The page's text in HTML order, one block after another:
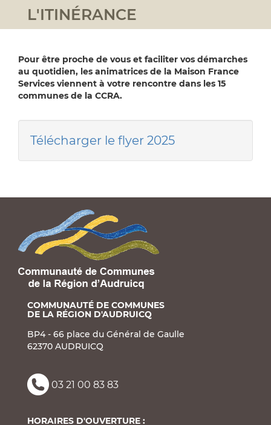
L'ITINÉRANCE
Pour être proche de vous et faciliter vos démarches
au quotidien, les animatrices de la Maison France
Services viennent à votre rencontre dans les 15
communes de la CCRA.
Télécharger le flyer 2025
COMMUNAUTÉ DE COMMUNES
DE LA RÉGION D'AUDRUICQ
BP4 - 66 place du Général de Gaulle
62370 AUDRUICQ
03 21 00 83 83
HORAIRES D'OUVERTURE :